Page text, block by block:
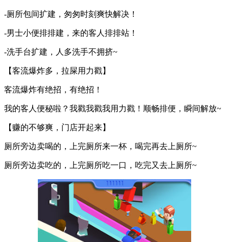
-厕所包间扩建，匆匆时刻爽快解决！
-男士小便排排建，来的客人排排站！
-洗手台扩建，人多洗手不拥挤~
【客流爆炸多，拉屎用力戳】
客流爆炸有绝招，有绝招！
我的客人便秘啦？我戳我戳我用力戳！顺畅排便，瞬间解放~
【赚的不够爽，门店开起来】
厕所旁边卖喝的，上完厕所来一杯，喝完再去上厕所~
厕所旁边卖吃的，上完厕所吃一口，吃完又去上厕所~